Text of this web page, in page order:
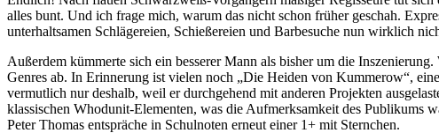
alles bunt. Und ich frage mich, warum das nicht schon früher geschah.
unterhaltsamen Schlägereien, Schießereien und Barbesuche nun wirklich
Außerdem kümmerte sich ein besserer Mann als bisher um die
Genres ab. In Erinnerung ist vielen noch „Die Heiden von Kummerow“,
vermutlich nur deshalb, weil er durchgehend mit anderen Projekten
klassischen Whodunit-Elementen, was die Aufmerksamkeit des Publikums
Peter Thomas entspräche in Schulnoten erneut einer 1+ mit Sternchen.